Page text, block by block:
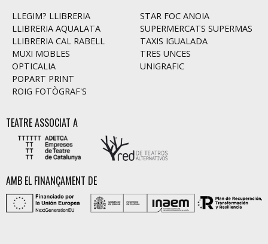
LLEGIM? LLIBRERIA
LLIBRERIA AQUALATA
LLIBRERIA CAL RABELL
MUXI MOBLES
OPTICALIA
POPART PRINT
ROIG FOTÒGRAF'S
STAR FOC ANOIA
SUPERMERCATS SUPERMAS
TAXIS IGUALADA
TRES UNCES
UNIGRAFIC
TEATRE ASSOCIAT A
AMB EL FINANÇAMENT DE